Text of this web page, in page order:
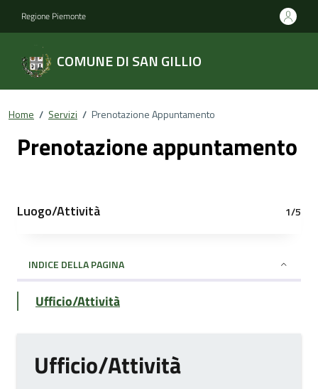
Regione Piemonte
COMUNE DI SAN GILLIO
Home / Servizi / Prenotazione Appuntamento
Prenotazione appuntamento
Luogo/Attività 1/5
INDICE DELLA PAGINA
Ufficio/Attività
Ufficio/Attività